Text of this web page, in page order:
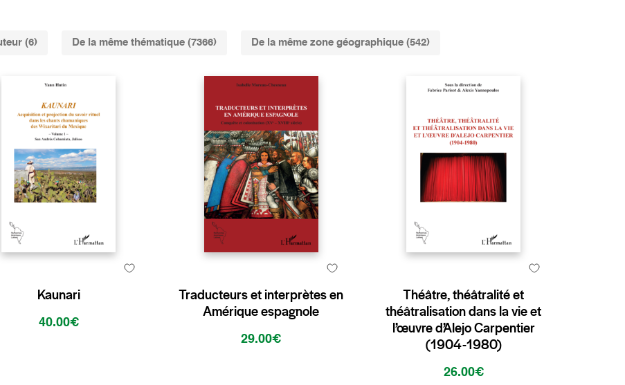
(6) De la même thématique (7366) De la même zone géographique (542)
Kaunari
40.00€
Traducteurs et interprètes en
Amérique espagnole
29.00€
Théâtre, théâtralité et
théâtralisation dans la vie et
l’œuvre d’Alejo Carpentier
(1904-1980)
26.00€